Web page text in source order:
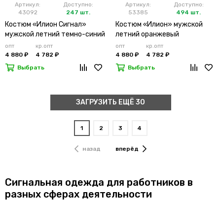
Артикул:
43092
Доступно:
247 шт.
Костюм «Илион Сигнал»
мужской летний темно-синий
опт
4 880 ₽
кр.опт
4 782 ₽
Выбрать
Артикул:
53385
Доступно:
494 шт.
Костюм «Илион» мужской
летний оранжевый
опт
4 880 ₽
кр.опт
4 782 ₽
Выбрать
ЗАГРУЗИТЬ ЕЩЁ 30
назад
1 2 3 4
вперёд
Сигнальная одежда для работников в
разных сферах деятельности